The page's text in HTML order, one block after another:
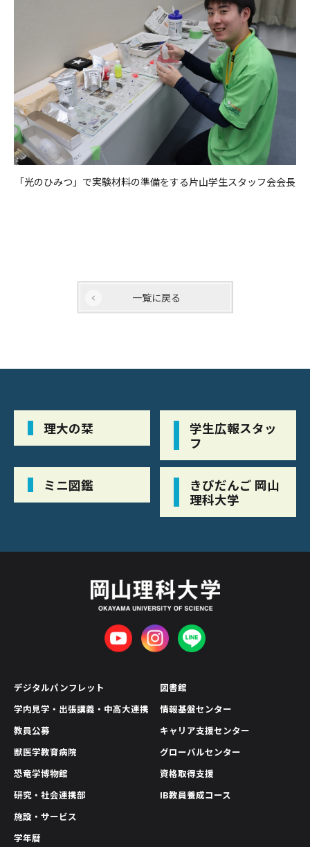
「光のひみつ」で実験材料の準備をする片山学生スタッフ会会長
一覧に戻る
理大の栞
学生広報スタッ
フ
ミニ図鑑
きびだんご 岡山
理科大学
デジタルパンフレット
学内見学・出張講義・中高大連携
教員公募
獣医学教育病院
恐竜学博物館
研究・社会連携部
図書館
情報基盤センター
キャリア支援センター
グローバルセンター
資格取得支援
IB教員養成コース
施設・サービス
学年暦